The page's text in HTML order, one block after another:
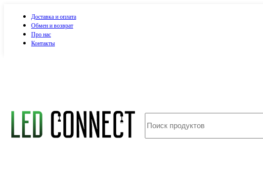
Доставка и оплата
Обмен и возврат
Про нас
Контакты